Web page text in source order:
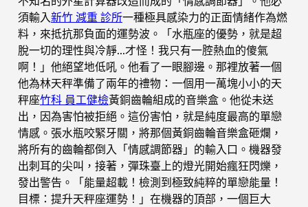
須輸入新竹 減重 診所一種極具感染力的正面情緒作為燃
料，來抵抗那負面的運勢波。「水瓶座的優勢，就是超
脫一切的理性與冷靜…才怪！我只有一腔熱血的傻氣
啊！」他絕望地低吼。他看了一眼腳邊。那裡放著一個
他為林天秤準備了兩年的禮物：一個用一萬塊小小的天
秤座竹科 員工健檢黃銅齒輪組成的音樂盒。他從未送
出，因為害怕被拒絕。這份害怕，就是純度最高的單戀
情感。張水瓶咬緊牙關，將那個黃銅齒輪音樂盒砸爛，
將所有的齒輪都倒入「情感調節器」的輸入口。機器發
出刺耳的尖叫，接著，彈珠臺上的燈光開始瘋狂閃爍，
發出警告。「能量超載！檢測到極致純粹的單戀能量！
目標：提升天秤座運勢！」在機器的頂部，一個巨大